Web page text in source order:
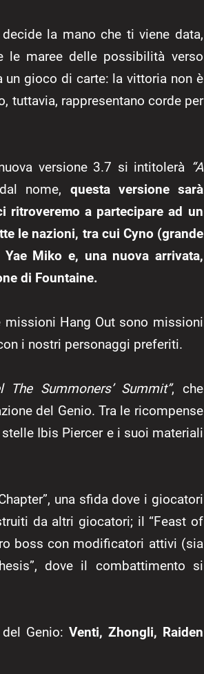
la mano che ti viene data,
le maree delle possibilità verso
gioco di carte: la vittoria non è
tuttavia, rappresentano corde per
versione 3.7 si intitolerà “A
nome, questa versione sarà
ritroveremo a partecipare ad un
le nazioni, tra cui Cyno (grande
Miko e, una nuova arrivata,
di Fountaine.
missioni Hang Out sono missioni
i nostri personaggi preferiti.
The Summoners’ Summit”, che
del Genio. Tra le ricompense
Ibis Piercer e i suoi materiali
una sfida dove i giocatori
da altri giocatori; il “Feast of
boss con modificatori attivi (sia
dove il combattimento si
Genio: Venti, Zhongli, Raiden